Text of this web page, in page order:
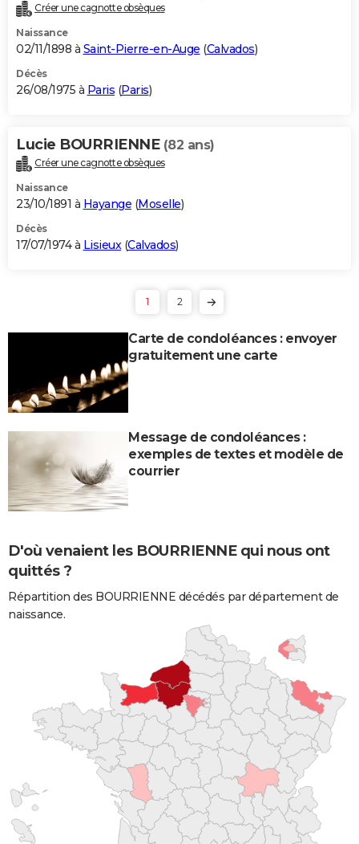
Créer une cagnotte obsèques
Naissance
02/11/1898 à Saint-Pierre-en-Auge (Calvados)
Décès
26/08/1975 à Paris (Paris)
Lucie BOURRIENNE (82 ans)
Créer une cagnotte obsèques
Naissance
23/10/1891 à Hayange (Moselle)
Décès
17/07/1974 à Lisieux (Calvados)
1 2
Carte de condoléances : envoyer
gratuitement une carte
Message de condoléances :
exemples de textes et modèle de
courrier
D'où venaient les BOURRIENNE qui nous ont
quittés ?
Répartition des BOURRIENNE décédés par département de
naissance.